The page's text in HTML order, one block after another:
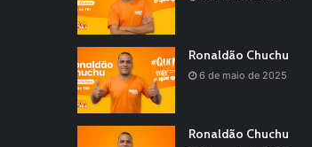
Ronaldão Chuchu
6 de maio de 2025
Ronaldão Chuchu